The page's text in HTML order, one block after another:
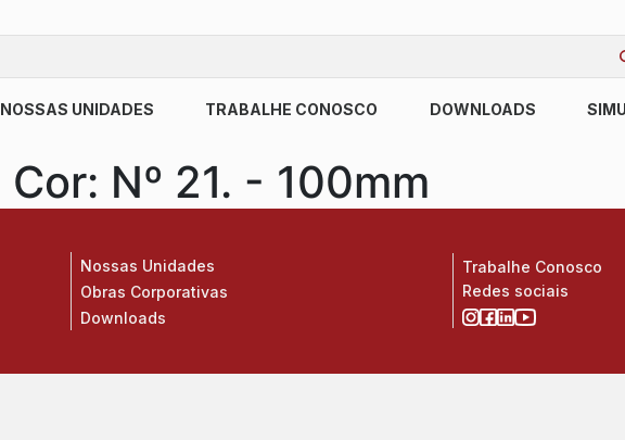
NOSSAS UNIDADES TRABALHE CONOSCO DOWNLOADS
Cor: Nº 21. - 100mm
Nossas Unidades
Obras Corporativas
Downloads
Trabalhe Conosco
Redes sociais